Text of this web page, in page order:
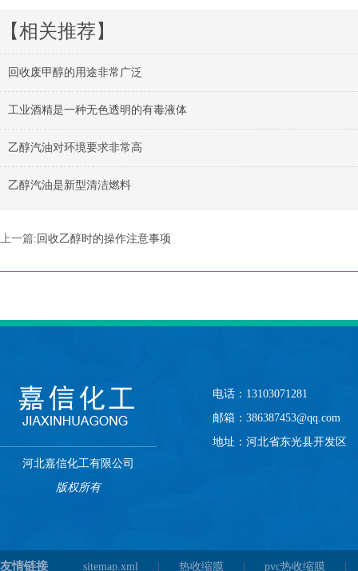
【相关推荐】
回收废甲醇的用途非常广泛
工业酒精是一种无色透明的有毒液体
乙醇汽油对环境要求非常高
乙醇汽油是新型清洁燃料
上一篇: 回收乙醇时的操作注意事项
河北嘉信化工有限公司
版权所有
电话：13103071281
邮箱：386387453@qq.com
地址：河北省东光县开发区
友情链接 sitemap.xml 热收缩膜 pvc热收缩膜